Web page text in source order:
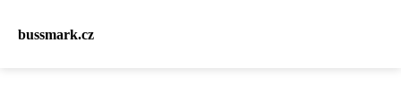
bussmark.cz